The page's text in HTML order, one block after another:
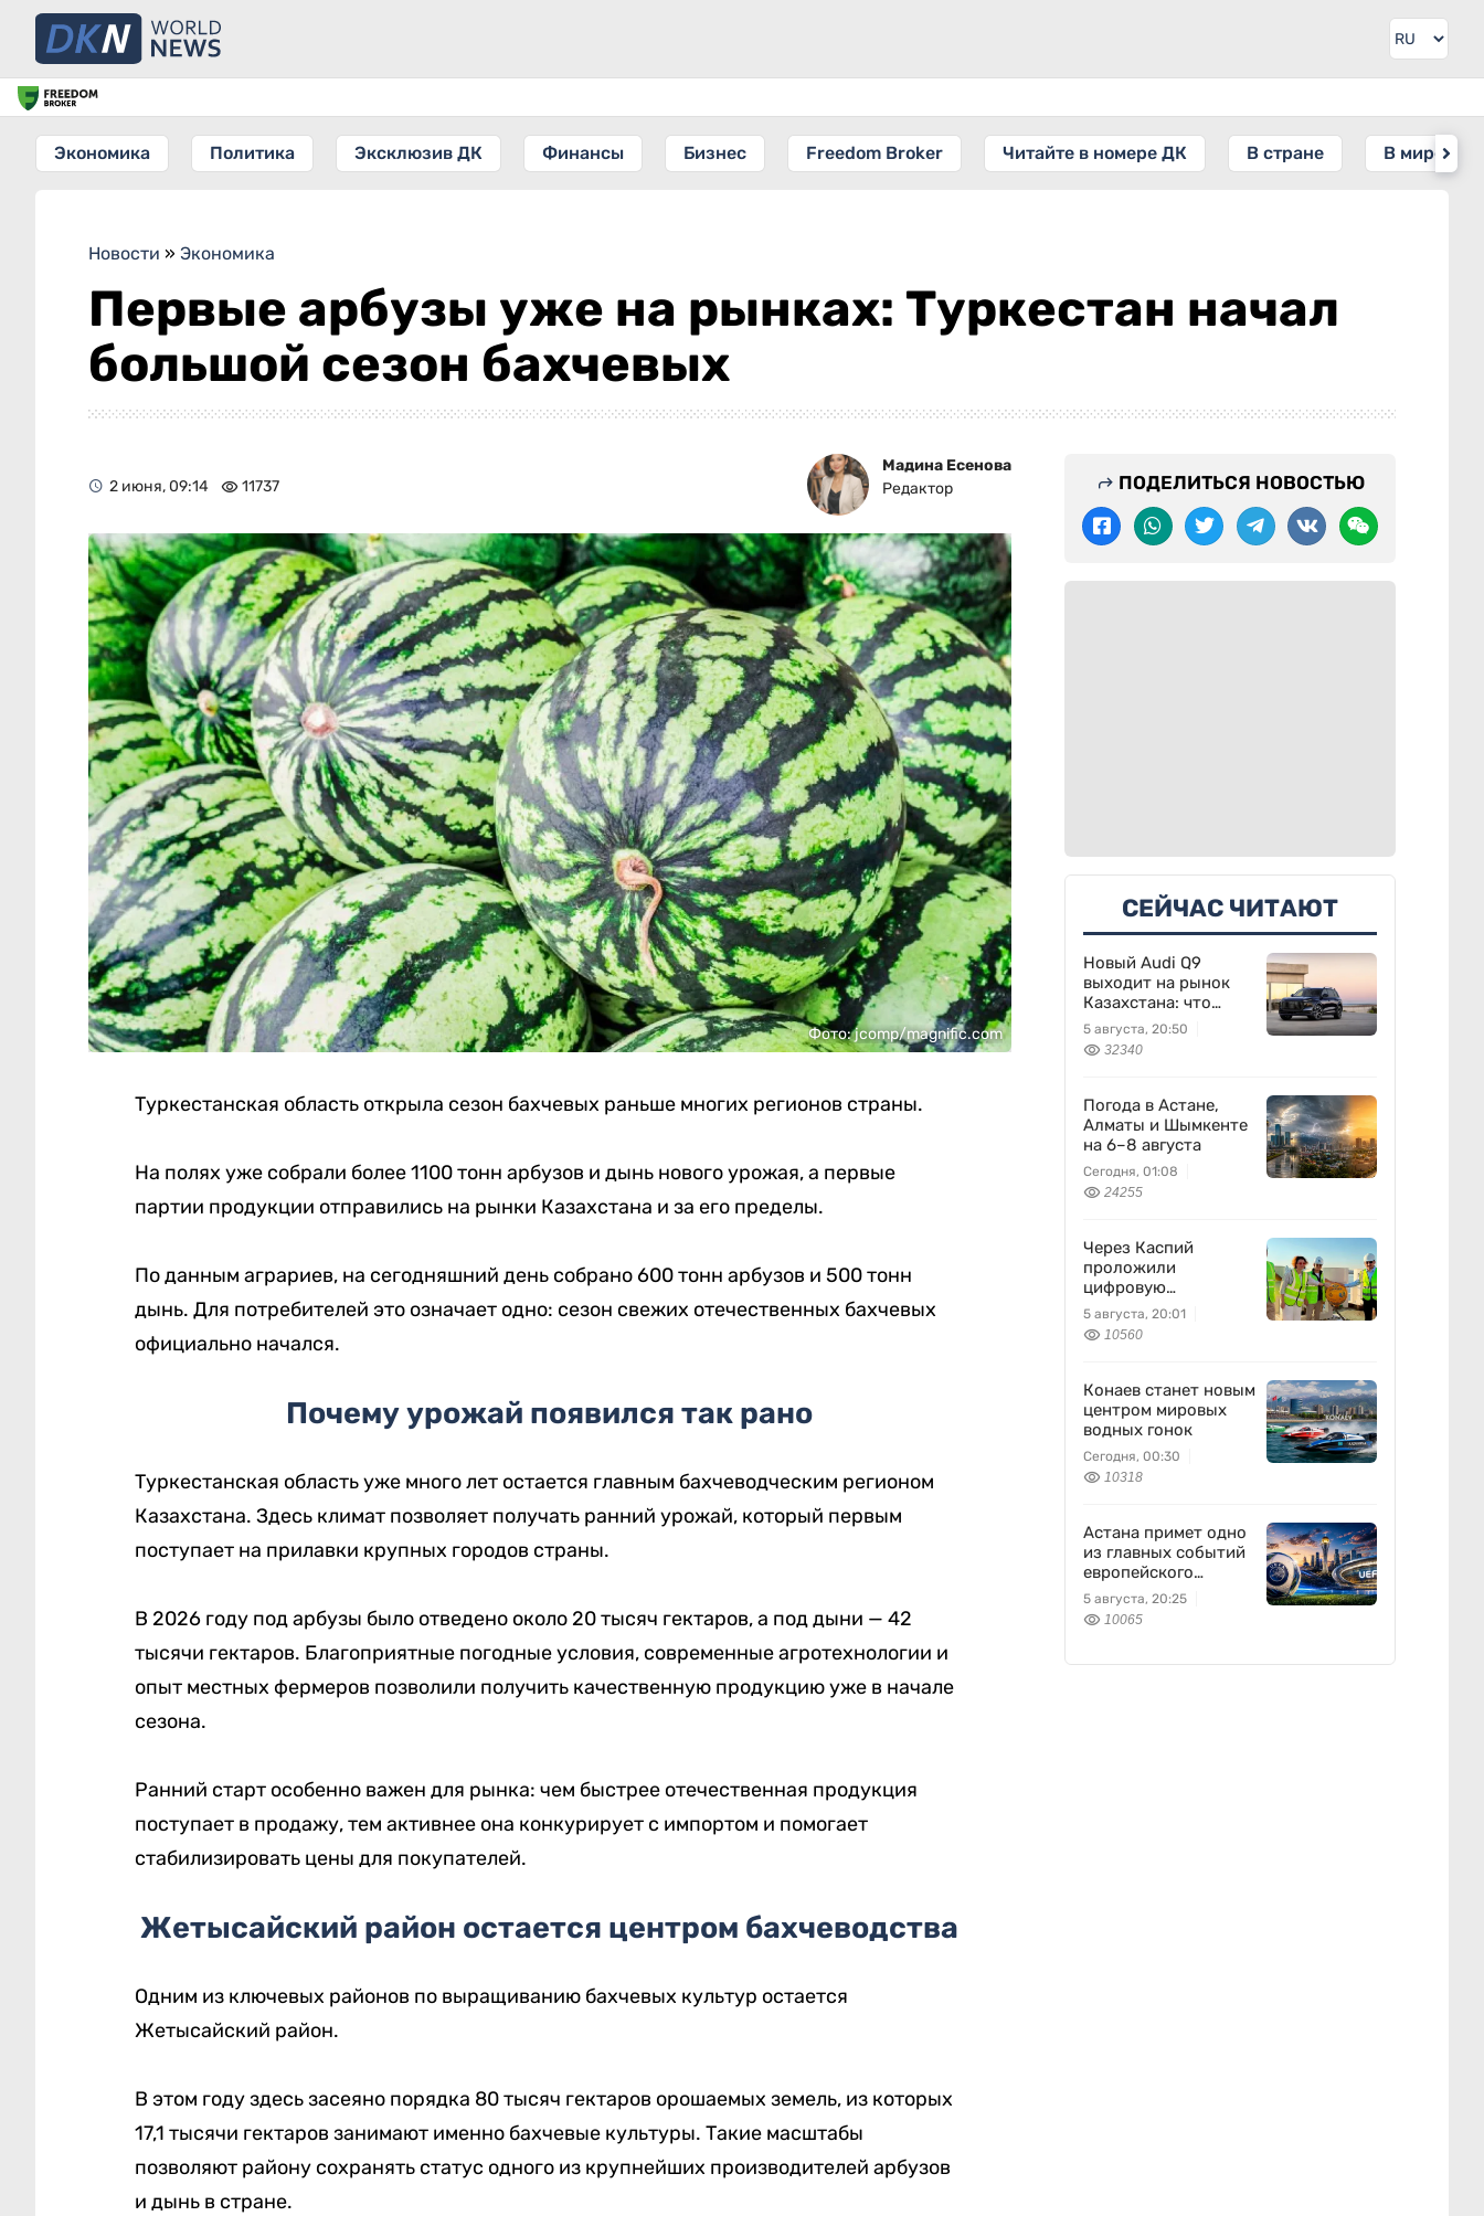
Экономика Политика Эксклюзив ДК Финансы Бизнес Freedom Broker Читайте в номере ДК В стране В мире
Новости » Экономика
Первые арбузы уже на рынках: Туркестан начал
большой сезон бахчевых
2 июня, 09:14 11737
Мадина Есенова
Редактор
Фото: jcomp/magnific.com
Туркестанская область открыла сезон бахчевых раньше многих регионов страны.
На полях уже собрали более 1100 тонн арбузов и дынь нового урожая, а первые
партии продукции отправились на рынки Казахстана и за его пределы.
По данным аграриев, на сегодняшний день собрано 600 тонн арбузов и 500 тонн
дынь. Для потребителей это означает одно: сезон свежих отечественных бахчевых
официально начался.
Почему урожай появился так рано
Туркестанская область уже много лет остается главным бахчеводческим регионом
Казахстана. Здесь климат позволяет получать ранний урожай, который первым
поступает на прилавки крупных городов страны.
В 2026 году под арбузы было отведено около 20 тысяч гектаров, а под дыни — 42
тысячи гектаров. Благоприятные погодные условия, современные агротехнологии и
опыт местных фермеров позволили получить качественную продукцию уже в начале
сезона.
Ранний старт особенно важен для рынка: чем быстрее отечественная продукция
поступает в продажу, тем активнее она конкурирует с импортом и помогает
стабилизировать цены для покупателей.
Жетысайский район остается центром бахчеводства
Одним из ключевых районов по выращиванию бахчевых культур остается
Жетысайский район.
В этом году здесь засеяно порядка 80 тысяч гектаров орошаемых земель, из которых
17,1 тысячи гектаров занимают именно бахчевые культуры. Такие масштабы
позволяют району сохранять статус одного из крупнейших производителей арбузов
и дынь в стране.
ПОДЕЛИТЬСЯ НОВОСТЬЮ
СЕЙЧАС ЧИТАЮТ
Новый Audi Q9
выходит на рынок
Казахстана: что
известно
5 августа, 20:50
32340
Погода в Астане,
Алматы и Шымкенте
на 6–8 августа
Сегодня, 01:08
24255
Через Каспий
проложили
цифровую
магистраль: что это
изменит
5 августа, 20:01
10560
Конаев станет новым
центром мировых
водных гонок
Сегодня, 00:30
10318
Астана примет одно
из главных событий
европейского
футбола
5 августа, 20:25
10065